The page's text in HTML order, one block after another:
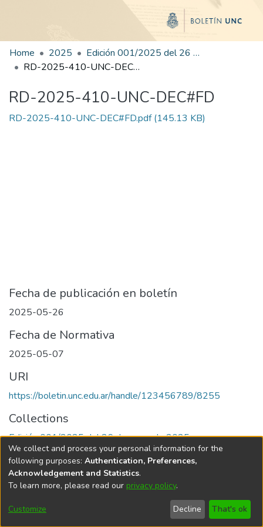
Home 2025
Edición 001/2025 del 26 de mayo de 2025
RD-2025-410-UNC-DEC#FD
RD-2025-410-UNC-DEC#FD
RD-2025-410-UNC-DEC#FD.pdf(145.13 KB)
Fecha de publicación en boletín
2025-05-26
Fecha de Normativa
2025-05-07
URI
https://boletin.unc.edu.ar/handle/123456789/8255
Collections
Edición 001/2025 del 26 de mayo de 2025
Universidad Nacional de Córdoba
We collect and process your personal information for the
following purposes: Authentication, Preferences,
Acknowledgement and Statistics.
To learn more, please read our privacy policy.
Customize Decline That's ok